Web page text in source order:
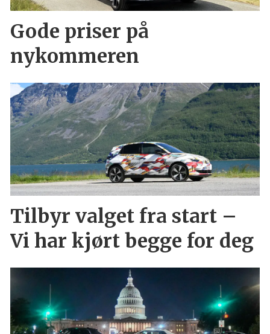
Gode priser på
nykommeren
Tilbyr valget fra start –
Vi har kjørt begge for deg